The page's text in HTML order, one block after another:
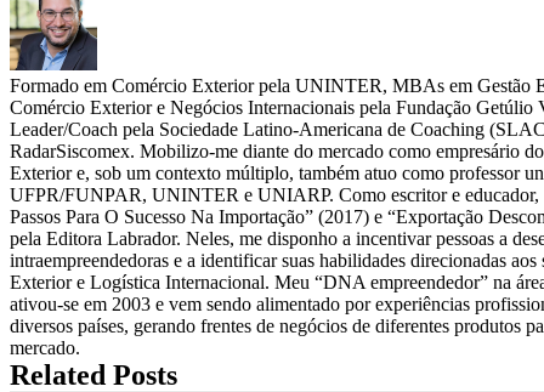
Formado em Comércio Exterior pela UNINTER, MBAs em Gestão
Comércio Exterior e Negócios Internacionais pela Fundação Getúlio
Leader/Coach pela Sociedade Latino-Americana de Coaching
RadarSiscomex. Mobilizo-me diante do mercado como empresário
Exterior e, sob um contexto múltiplo, também atuo como professor
UFPR/FUNPAR, UNINTER e UNIARP. Como escritor e educador,
Passos Para O Sucesso Na Importação” (2017) e “Exportação
pela Editora Labrador. Neles, me disponho a incentivar pessoas a
intraempreendedoras e a identificar suas habilidades direcionadas aos
Exterior e Logística Internacional. Meu “DNA empreendedor” na
ativou-se em 2003 e vem sendo alimentado por experiências
diversos países, gerando frentes de negócios de diferentes produtos
mercado.
Related Posts